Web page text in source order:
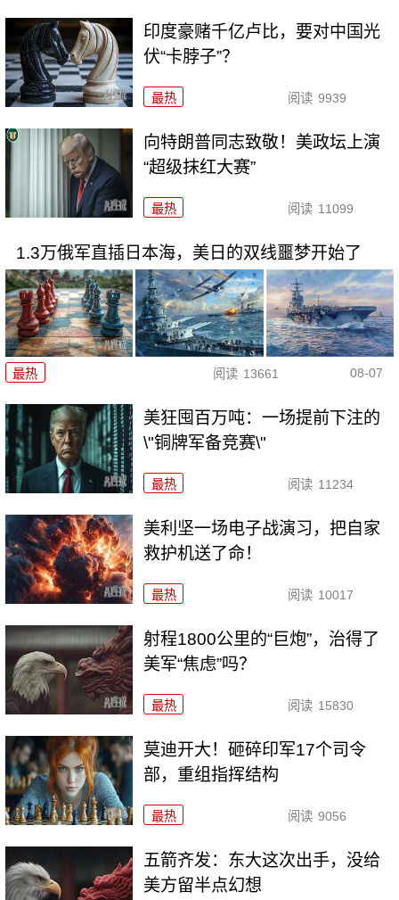
印度豪赌千亿卢比，要对中国光
伏“卡脖子”？
最热 阅读 9939
向特朗普同志致敬！美政坛上演
“超级抹红大赛”
最热 阅读 11099
1.3万俄军直插日本海，美日的双线噩梦开始了
最热 阅读 13661 08-07
美狂囤百万吨：一场提前下注的
\"铜牌军备竞赛\"
最热 阅读 11234
美利坚一场电子战演习，把自家
救护机送了命！
最热 阅读 10017
射程1800公里的“巨炮”，治得了
美军“焦虑”吗？
最热 阅读 15830
莫迪开大！砸碎印军17个司令
部，重组指挥结构
最热 阅读 9056
五箭齐发：东大这次出手，没给
美方留半点幻想